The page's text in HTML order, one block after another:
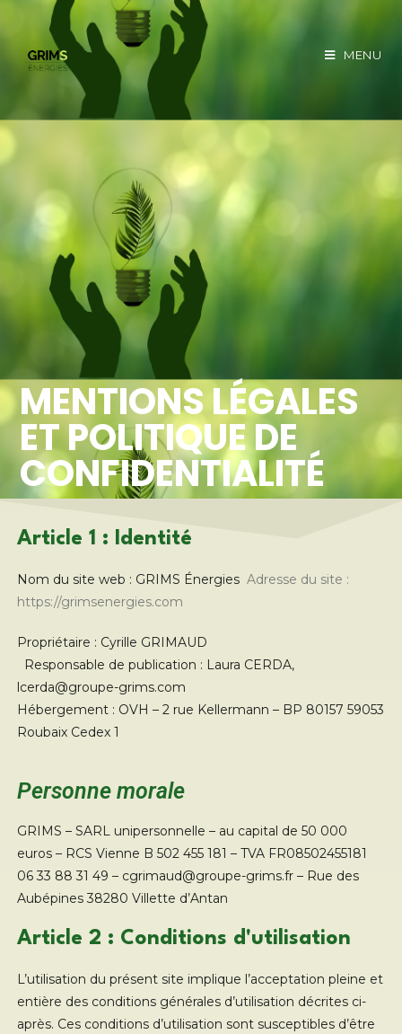
MENU
MENTIONS LÉGALES
ET POLITIQUE DE
CONFIDENTIALITÉ
Article 1 : Identité
Nom du site web : GRIMS ÉnergiesAdresse du site :
https://grimsenergies.com
Propriétaire : Cyrille GRIMAUD
Responsable de publication : Laura CERDA,
lcerda@groupe-grims.com
Hébergement : OVH – 2 rue Kellermann – BP 80157 59053
Roubaix Cedex 1
Personne morale
GRIMS – SARL unipersonnelle – au capital de 50 000
euros – RCS Vienne B 502 455 181 – TVA FR08502455181
06 33 88 31 49 – cgrimaud@groupe-grims.fr – Rue des
Aubépines 38280 Villette d’Antan
Article 2 : Conditions d'utilisation
L’utilisation du présent site implique l’acceptation pleine et
entière des conditions générales d’utilisation décrites ci-
après. Ces conditions d’utilisation sont susceptibles d’être